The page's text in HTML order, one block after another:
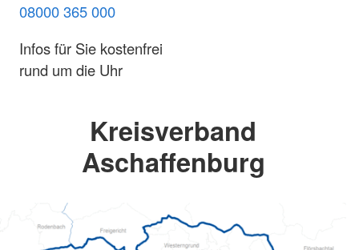
08000 365 000
Infos für Sie kostenfrei
rund um die Uhr
Kreisverband
Aschaffenburg